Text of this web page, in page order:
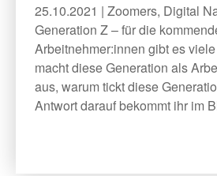
25.10.2021 | Zoomers, Digital
Generation Z – für die
Arbeitnehmer:innen gibt es
macht diese Generation als
aus, warum tickt diese
Antwort darauf bekommt ihr im